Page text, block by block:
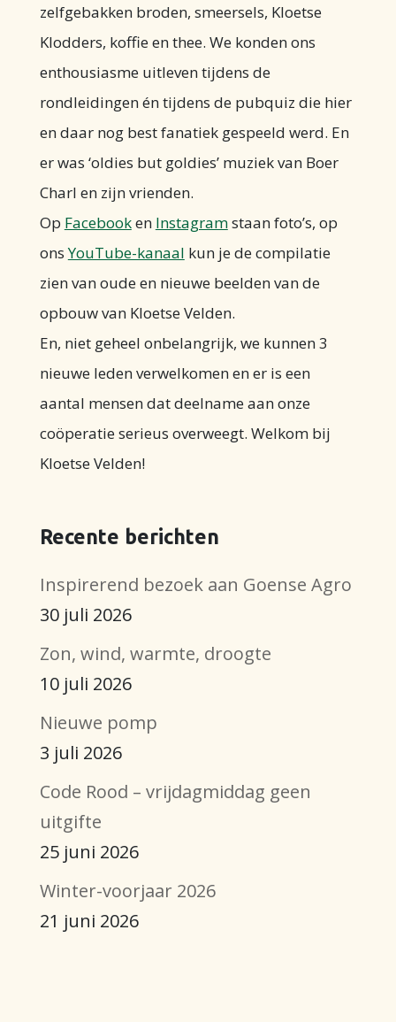
zelfgebakken broden, smeersels, Kloetse
Klodders, koffie en thee. We konden ons
enthousiasme uitleven tijdens de
rondleidingen én tijdens de pubquiz die hier
en daar nog best fanatiek gespeeld werd. En
er was ‘oldies but goldies’ muziek van Boer
Charl en zijn vrienden.
Op Facebooken Instagramstaan foto’s, op
onsYouTube-kanaal kun je de compilatie
zien van oude en nieuwe beelden van de
opbouw van Kloetse Velden.
En, niet geheel onbelangrijk, we kunnen 3
nieuwe leden verwelkomen en er is een
aantal mensen dat deelname aan onze
coöperatie serieus overweegt. Welkom bij
Kloetse Velden!
Recente berichten
Inspirerend bezoek aan Goense Agro
30 juli 2026
Zon, wind, warmte, droogte
10 juli 2026
Nieuwe pomp
3 juli 2026
Code Rood – vrijdagmiddag geen
uitgifte
25 juni 2026
Winter-voorjaar 2026
21 juni 2026